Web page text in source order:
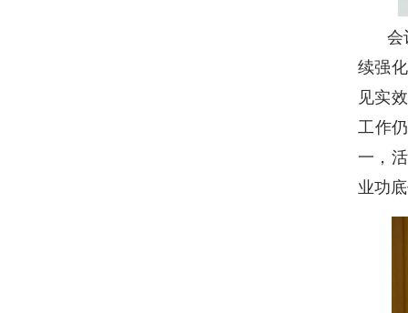
会
续强
见实
工作
一，
业功